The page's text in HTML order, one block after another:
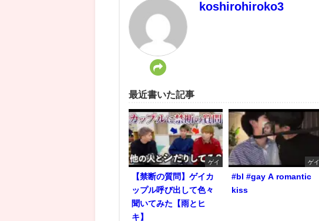
koshirohiroko3
最近書いた記事
ゲイ
【禁断の質問】ゲイカ
ップル呼び出して色々
聞いてみた【雨とヒ
キ】
ゲイ
#bl #gay A romantic
kiss